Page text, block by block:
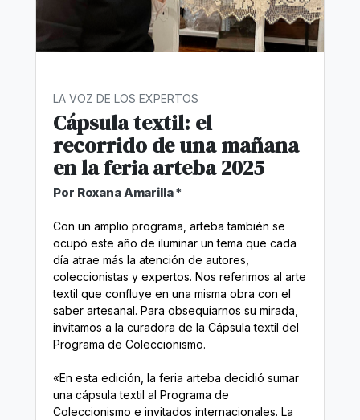
LA VOZ DE LOS EXPERTOS
Cápsula textil: el
recorrido de una mañana
en la feria arteba 2025
Por Roxana Amarilla *
Con un amplio programa, arteba también se
ocupó este año de iluminar un tema que cada
día atrae más la atención de autores,
coleccionistas y expertos. Nos referimos al arte
textil que confluye en una misma obra con el
saber artesanal. Para obsequiarnos su mirada,
invitamos a la curadora de la Cápsula textil del
Programa de Coleccionismo.
«En esta edición, la feria arteba decidió sumar
una cápsula textil al Programa de
Coleccionismo e invitados internacionales. La